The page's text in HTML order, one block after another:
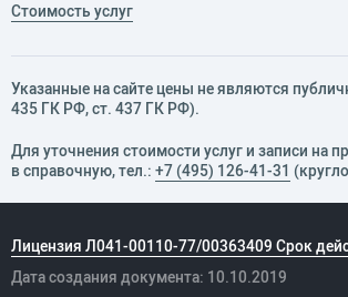
Стоимость услуг
Указанные на сайте цены не являются
435 ГК РФ, cт. 437 ГК РФ).
Для уточнения стоимости услуг и записи на
в справочную, тел.: +7 (495) 126-41-31
Лицензия Л041-00110-77/00363409 Срок
Дата создания документа: 10.10.2019